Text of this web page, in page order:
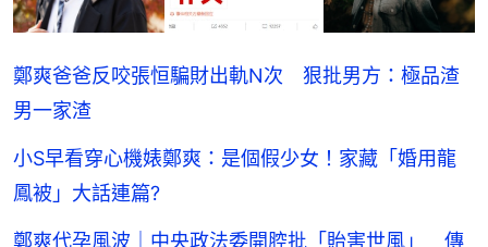
鄭爽爸爸反咬張恒騙財出軌N次 狠批男方：極品渣
男一家渣
小S早看穿心機婊鄭爽：是個假少女！家藏「婚用龍
鳳被」大話連篇?
鄭爽代孕風波｜中央政法委開腔批「貽害世風」 傳